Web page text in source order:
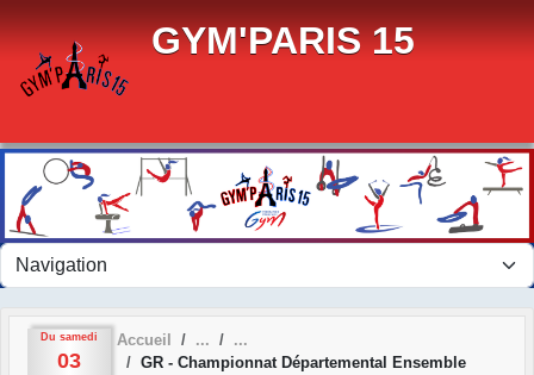
GYM'PARIS 15
Du samedi
03
Accueil
GR - Championnat Départemental Ensemble